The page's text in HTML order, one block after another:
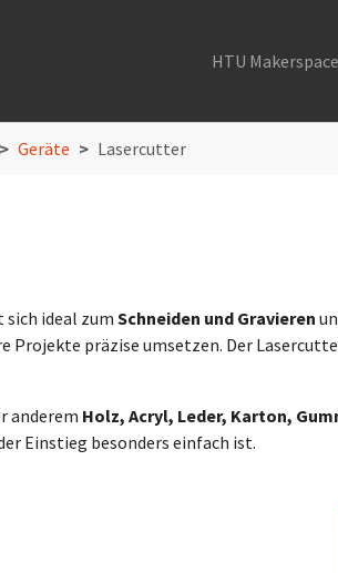
HTU Makerspace
Geräte Lasercutter
ideal zum Schneiden und Gravieren
Projekte präzise umsetzen. Der
anderem Holz, Acryl, Leder, Karton,
Einstieg besonders einfach ist.